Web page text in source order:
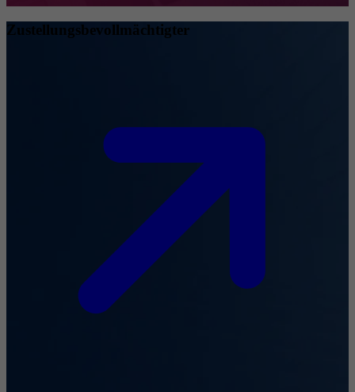
Zustellungsbevollmächtigter